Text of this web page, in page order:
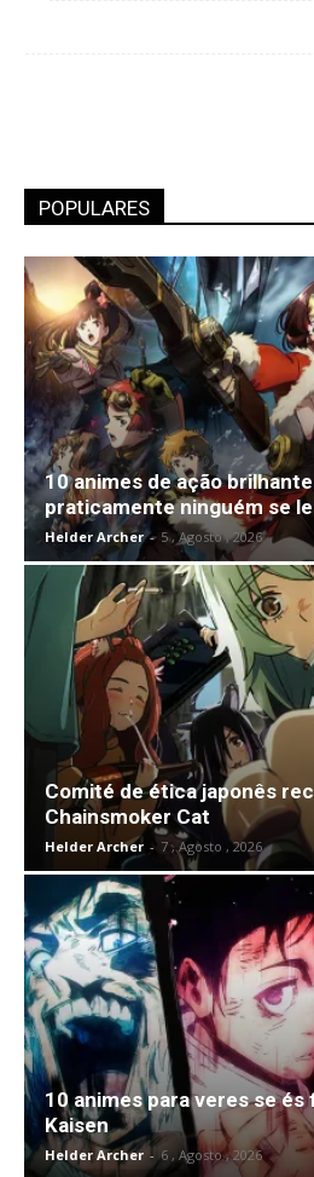
POPULARES
10 animes de ação
praticamente ninguém se
Helder Archer - 5 , Agosto , 2026
Comité de ética japonês
Chainsmoker Cat
Helder Archer - 7 , Agosto , 2026
10 animes para veres se és
Kaisen
Helder Archer - 6 , Agosto , 2026